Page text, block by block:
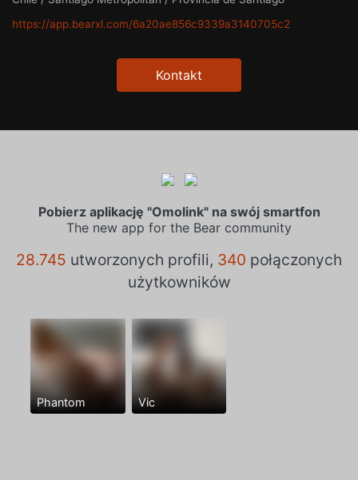
https://app.bearxl.com/6a20ae856c9339a3140705c2
Kontakt
Pobierz aplikację "Omolink" na swój smartfon
The new app for the Bear community
28.745 utworzonych profili, 340 połączonych
użytkowników
Phantom Vic